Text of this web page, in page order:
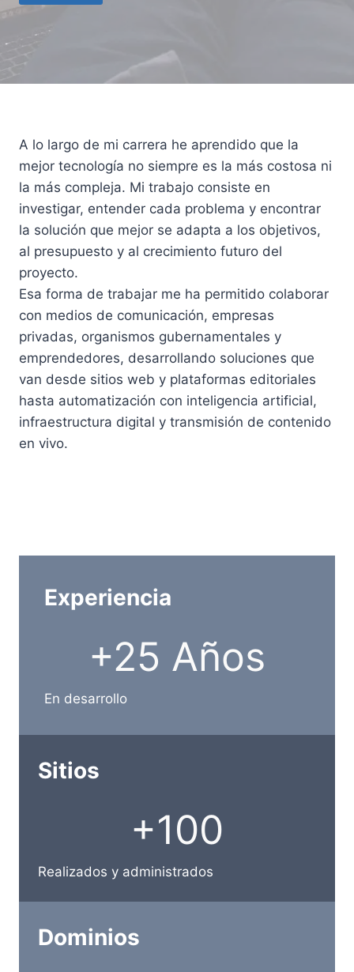
A lo largo de mi carrera he aprendido que la
mejor tecnología no siempre es la más costosa ni
la más compleja. Mi trabajo consiste en
investigar, entender cada problema y encontrar
la solución que mejor se adapta a los objetivos,
al presupuesto y al crecimiento futuro del
proyecto.
Esa forma de trabajar me ha permitido colaborar
con medios de comunicación, empresas
privadas, organismos gubernamentales y
emprendedores, desarrollando soluciones que
van desde sitios web y plataformas editoriales
hasta automatización con inteligencia artificial,
infraestructura digital y transmisión de contenido
en vivo.
Experiencia
A
s
+25 Años
En desarrollo
Sitios
0
+100
Realizados y administrados
Dominios